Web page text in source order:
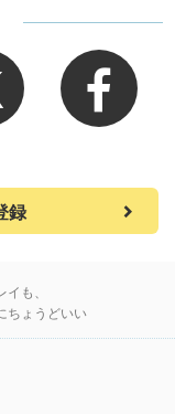
録
も、
ちょうどいい